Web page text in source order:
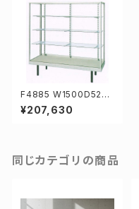
F4885 W1500D525
H1528mm業務用ガラ
スケース ショーケース
¥207,630
同じカテゴリの商品